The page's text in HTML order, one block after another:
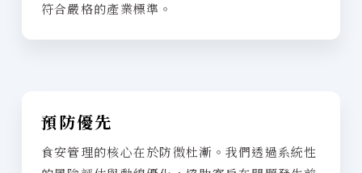
符合嚴格的產業標準。
預防優先
食安管理的核心在於防微杜漸。我們透過系統性